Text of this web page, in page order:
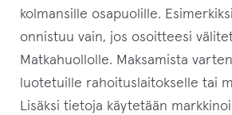
kolmansille osapuolille.
onnistuu vain, jos osoitteesi
Matkahuollolle. Maksamista
luotetuille rahoituslaitokselle tai
Lisäksi tietoja käytetään